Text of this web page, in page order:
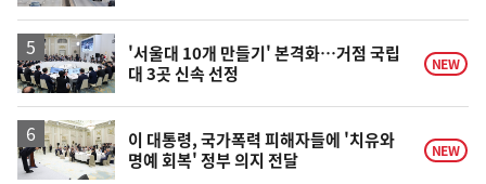
'서울대 10개 만들기' 본격화…거점 국립
대 3곳 신속 선정
NEW
이 대통령, 국가폭력 피해자들에 '치유와
명예 회복' 정부 의지 전달
NEW